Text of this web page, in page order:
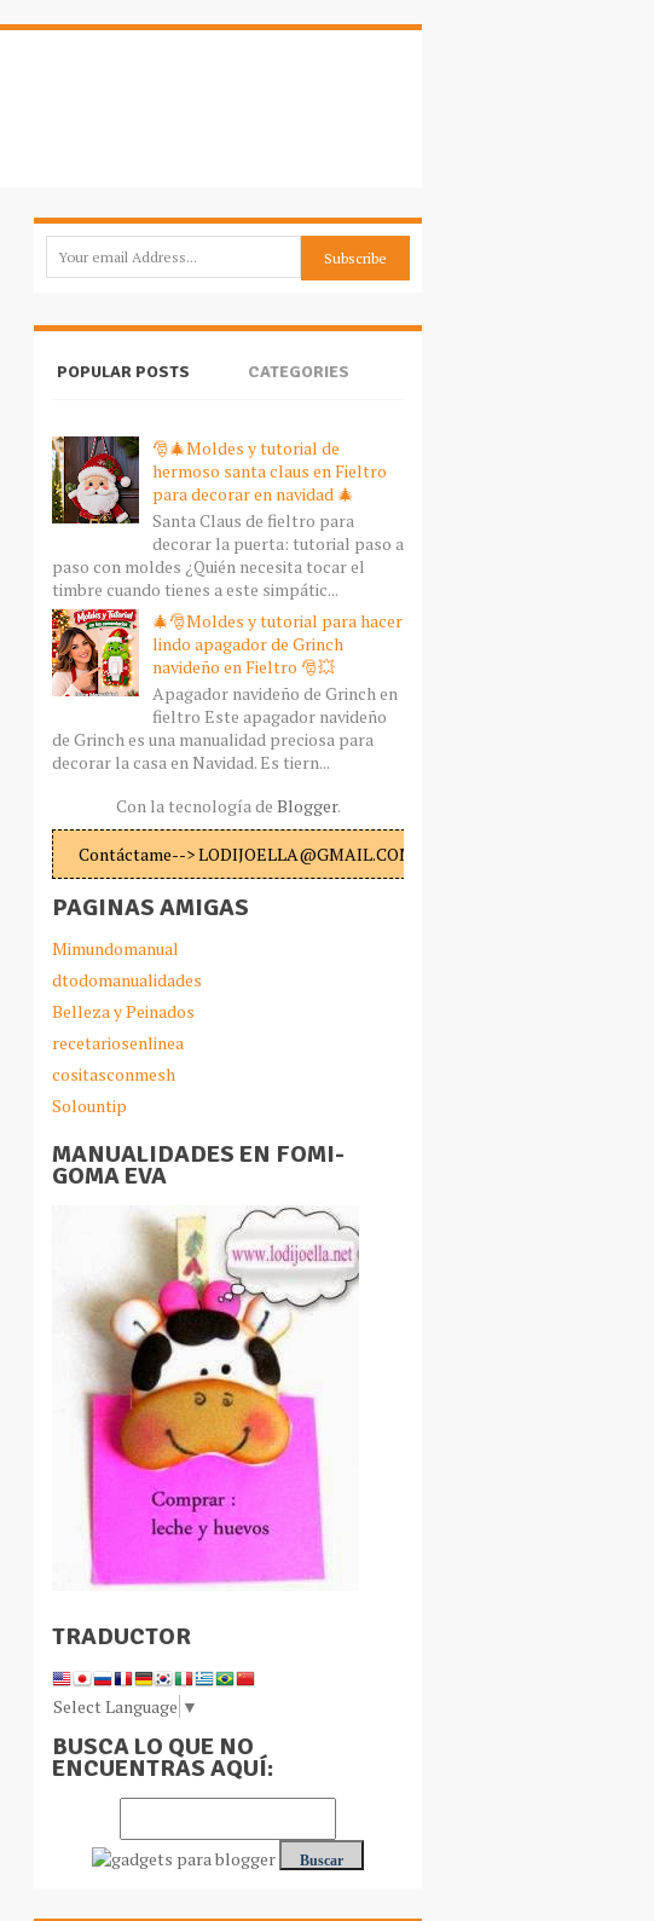
POPULAR POSTS CATEGORIES
🎅🎄Moldes y tutorial de
hermoso santa claus en Fieltro
para decorar en navidad 🎄
Santa Claus de fieltro para
decorar la puerta: tutorial paso a
paso con moldes ¿Quién necesita tocar el
timbre cuando tienes a este simpátic...
🎄🎅Moldes y tutorial para hacer
lindo apagador de Grinch
navideño en Fieltro 🎅💥
Apagador navideño de Grinch en
fieltro Este apagador navideño
de Grinch es una manualidad preciosa para
decorar la casa en Navidad. Es tiern...
Con la tecnología de Blogger.
Contáctame--> LODIJOELLA@GMAIL.COM
PAGINAS AMIGAS
Mimundomanual
dtodomanualidades
Belleza y Peinados
recetariosenlinea
cositasconmesh
Solountip
MANUALIDADES EN FOMI-
GOMA EVA
TRADUCTOR
Select Language ▼
BUSCA LO QUE NO
ENCUENTRAS AQUÍ: